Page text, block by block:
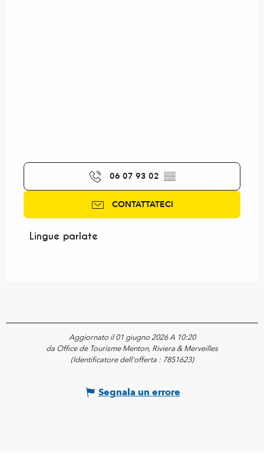
06 07 93 02 ▒▒
CONTATTATECI
Lingue parlate
Lingue parlate
Aggiornato il 01 giugno 2026 A 10:20
da Office de Tourisme Menton, Riviera & Merveilles
(Identificatore dell'offerta : 7851623)
Segnala un errore